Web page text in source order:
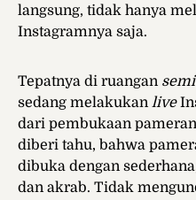
langsung, tidak hanya
Instagramnya saja.
Tepatnya di ruangan
sedang melakukan live
dari pembukaan
diberi tahu, bahwa
dibuka dengan
dan akrab. Tidak